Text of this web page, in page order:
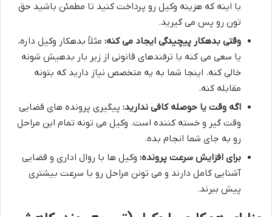
با اینه که هزینه وکیل رو پرداخت کنید تا مطمئن باشید حق
تون رو پس می گیرید.
وقتی بدهکار پیچیدگی ایجاد می کنه: مثلاً بدهکار وکیل داره،
یا سعی می کنه با ترفندهای قانونی از زیر بار بدهیش شونه
خالی کنه. اینجا شما به یه متخصص نیاز دارید که بتونه
مقابله کنه.
اگه وقت یا حوصله کافی ندارید: پیگیری پرونده های قضایی
وقت گیر و خسته کننده است. وکیل می تونه تمام این مراحل
رو به جای شما انجام بده.
برای افزایش سرعت پرونده: وکیل ها با روال اداری و قضایی
آشنایی کامل دارند و می تونن مراحل رو با سرعت بیشتری
پیش ببرند.